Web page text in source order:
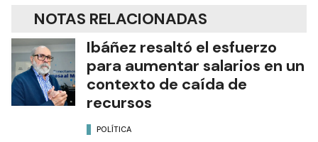
NOTAS RELACIONADAS
Ibáñez resaltó el esfuerzo
para aumentar salarios en un
contexto de caída de
recursos
POLÍTICA